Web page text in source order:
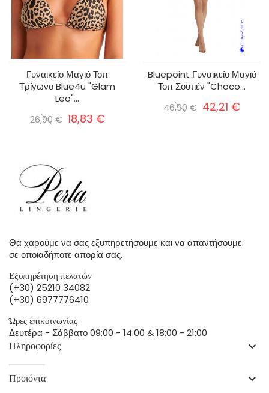
Γυναικείο Μαγιό Τοπ
Τρίγωνο Blue4u "Glam
Leo"...
26,90 € 18,83 €
Bluepoint Γυναικείο Μαγιό
Τοπ Σουτιέν "Choco...
46,90 € 42,21 €
Θα χαρούμε να σας εξυπηρετήσουμε και να απαντήσουμε
σε οποιαδήποτε απορία σας.
Εξυπηρέτηση πελατών
(+30) 25210 34082
(+30) 6977776410
Ώρες επικοινωνίας
Δευτέρα - Σάββατο 09:00 - 14:00 & 18:00 - 21:00
Πληροφορίες keyboard_arrow_down
Προϊόντα keyboard_arrow_down